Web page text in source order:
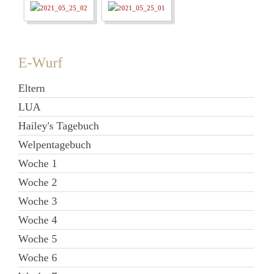
E-Wurf
Eltern
LUA
Hailey's Tagebuch
Welpentagebuch
Woche 1
Woche 2
Woche 3
Woche 4
Woche 5
Woche 6